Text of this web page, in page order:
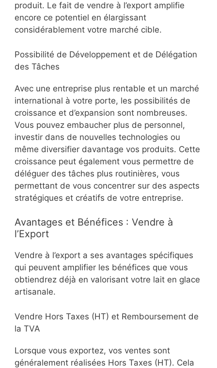
produit. Le fait de vendre à l’export amplifie
encore ce potentiel en élargissant
considérablement votre marché cible.
Possibilité de Développement et de Délégation
des Tâches
Avec une entreprise plus rentable et un marché
international à votre porte, les possibilités de
croissance et d’expansion sont nombreuses.
Vous pouvez embaucher plus de personnel,
investir dans de nouvelles technologies ou
même diversifier davantage vos produits. Cette
croissance peut également vous permettre de
déléguer des tâches plus routinières, vous
permettant de vous concentrer sur des aspects
stratégiques et créatifs de votre entreprise.
Avantages et Bénéfices : Vendre à
l’Export
Vendre à l’export a ses avantages spécifiques
qui peuvent amplifier les bénéfices que vous
obtiendrez déjà en valorisant votre lait en glace
artisanale.
Vendre Hors Taxes (HT) et Remboursement de
la TVA
Lorsque vous exportez, vos ventes sont
généralement réalisées Hors Taxes (HT). Cela